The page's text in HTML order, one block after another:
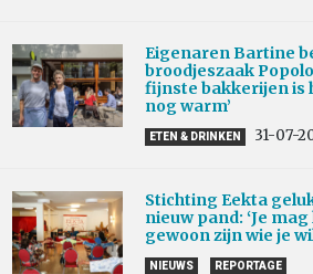
Eigenaren Bartine
broodjeszaak
fijnste bakkerijen is
nog warm’
ETEN & DRINKEN 31-07-
Stichting Eekta
nieuw pand: ‘Je
gewoon zijn wie je
NIEUWS REPORTAGE